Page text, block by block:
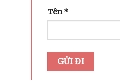
Tên*